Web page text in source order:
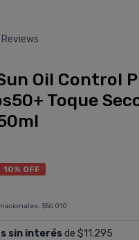
Reviews
Oil Control
Toque
10% OFF
$56.010
sin interésde $11.295